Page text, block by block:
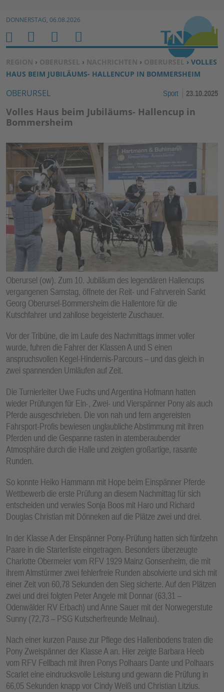
Zum Inhalt springen ↓
DONNERSTAG, 06.08.2026
SIE BEFINDEN SICH HIER:
REGION › OBERURSEL › NACHRICHTEN › OBERURSEL › VOLLES
HAUS BEIM JUBILÄUMS- HALLENCUP IN BOMMERSHEIM
OBERURSEL Sport 23.10.2025
Volles Haus beim Jubiläums- Hallencup in
Bommersheim
Oberursel (ow). Zum 10. Jubiläum des legendären Hallencups
vergangenen Samstag, öffnete der Reit- und Fahrverein Sankt
Georg Oberursel-Bommersheim die Hallentore für die
Kutschfahrer und zahllose begeisterte Zuschauer.
Vor der Tribüne, die im Laufe des Nachmittags immer voller
wurde, fuhren die Fahrer der Klassen A und S einen
anspruchsvollen Kegel-Hindernis-Parcours – und das gleich in
zwei spannenden Umläufen auf Zeit.
Die Turnierleiter Uwe Fuchs und Argentina Hofmann hatten
wieder Prüfungen für Ein-, Zwei- und Vierspänner Pony als auch
Pferde ausgeschrieben. Die von nah und fern angereisten
Fahrsport-Profis bewiesen unglaubliche Abstimmung mit ihren
Pferden und die Gespanne rasten in atemberaubender
Atmosphäre durch die Halle und zeigten großartige, rasante
Runden.
So konnte Heiko Hammann mit Hope beim Einspänner Pferde
Wettbewerb die erste Prüfung an diesem Nachmittag für sich
entscheiden und verwies Sonja Boos mit Haro und Richard
Douglas Christian mit Dönneken auf die Plätze zwei und drei.
In der Klasse A der Einspänner Pony-Prüfung hatten sich fünfzehn
Paare in die Starterliste eingetragen. Besonders überzeugte
Charlotte Obermeier vom RFV 1929 Mainz Gonsenheim, die mit
ihrem Almstürmer zwei fehlerfreie Runden absolvierte und sich mit
einer Zeit von 60,78 Sekunden den Sieg sicherte. Auf den Plätzen
zwei und drei folgten Peter Angele mit Donnar (63,31 –
Odenwälder RV Erbach) und Anne Sauer mit der Norwegerstute
Sunny (72,73 – PSG Kutscherfreunde Mellnau).
Nach einer kurzen Pause zur Pflege des Hallenbodens traten die
Pony Zweispänner der Klasse A an. Hier zeigte Barbara Heeb
vom RFV Fellbach mit ihren Ponys Polhaars Dante und Polhaars
Scarlet eine eindrucksvolle Leistung und gewann die Prüfung in
66,05 Sekunden knapp vor Cindy Weiß und Christian Litzius.
H
O
M
E
M
E
N
U
S
U
C
N
B
E
N
Z
F
U
N
K
TI
O
N
E
N